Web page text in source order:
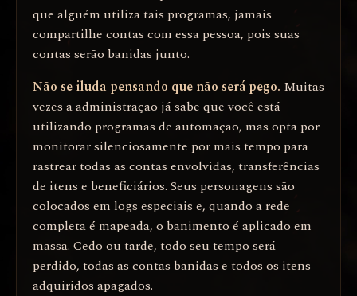
que alguém utiliza tais programas, jamais
compartilhe contas com essa pessoa, pois suas
contas serão banidas junto.
Não se iluda pensando que não será pego. Muitas
vezes a administração já sabe que você está
utilizando programas de automação, mas opta por
monitorar silenciosamente por mais tempo para
rastrear todas as contas envolvidas, transferências
de itens e beneficiários. Seus personagens são
colocados em logs especiais e, quando a rede
completa é mapeada, o banimento é aplicado em
massa. Cedo ou tarde, todo seu tempo será
perdido, todas as contas banidas e todos os itens
adquiridos apagados.